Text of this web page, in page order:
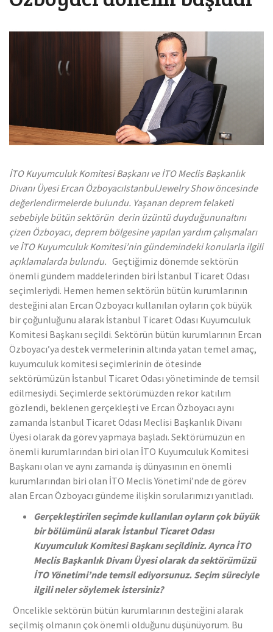
Mücevher ihracatı, temmuz ayında yüzde 6.1 arttı
İTO Kuyumculuk Komitesi Başkanı ve İTO Meclis Başkanlık
Divanı Üyesi Ercan ÖzboyacıIstanbulJewelry Show öncesinde
değerlendirmelerde bulundu. Yaşanan deprem felaketi
sebebiyle bütün sektörün derin üzüntü duyduğununaltını
çizen Özboyacı, deprem bölgesine yapılan yardım çalışmaları
ve İTO Kuyumculuk Komitesi’nin gündemindeki konularla ilgili
açıklamalarda bulundu. Geçtiğimiz dönemde sektörün
önemli gündem maddelerinden biri İstanbul Ticaret Odası
seçimleriydi. Hemen hemen sektörün bütün kurumlarının
desteğini alan Ercan Özboyacı kullanılan oyların çok büyük
bir çoğunluğunu alarak İstanbul Ticaret Odası Kuyumculuk
Komitesi Başkanı seçildi. Sektörün bütün kurumlarının Ercan
Özboyacı’ya destek vermelerinin altında yatan temel amaç,
kuyumculuk komitesi seçimlerinin de ötesinde
sektörümüzün İstanbul Ticaret Odası yönetiminde de temsil
edilmesiydi. Seçimlerde sektörümüzden rekor katılım
gözlendi, beklenen gerçekleşti ve Ercan Özboyacı aynı
zamanda İstanbul Ticaret Odası Meclisi Başkanlık Divanı
Üyesi olarak da görev yapmaya başladı. Sektörümüzün en
önemli kurumlarından biri olan İTO Kuyumculuk Komitesi
Başkanı olan ve aynı zamanda iş dünyasının en önemli
kurumlarından biri olan İTO Meclis Yönetimi’nde de görev
alan Ercan Özboyacı gündeme ilişkin sorularımızı yanıtladı.
Gerçekleştirilen seçimde kullanılan oyların çok büyük
bir bölümünü alarak İstanbul Ticaret Odası
Kuyumculuk Komitesi Başkanı seçildiniz. Ayrıca İTO
Meclis Başkanlık Divanı Üyesi olarak da sektörümüzü
İTO Yönetimi’nde temsil ediyorsunuz. Seçim süreciyle
ilgili neler söylemek istersiniz?
Öncelikle sektörün bütün kurumlarının desteğini alarak
seçilmiş olmanın çok önemli olduğunu düşünüyorum. Bu